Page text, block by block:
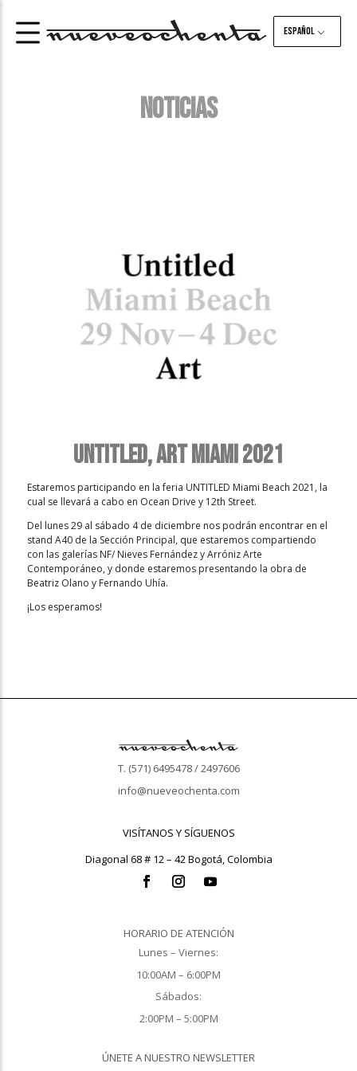
Español
NOTICIAS
UNTITLED, ART Miami 2021
Estaremos participando en la feria UNTITLED Miami Beach 2021, la
cual se llevará a cabo en Ocean Drive y 12th Street.
Del lunes 29 al sábado 4 de diciembre nos podrán encontrar en el
stand A40 de la Sección Principal, que estaremos compartiendo
con las galerías NF/ Nieves Fernández y Arróniz Arte
Contemporáneo, y donde estaremos presentando la obra de
Beatriz Olano y Fernando Uhía.
¡Los esperamos!
T. (571) 6495478 / 2497606
info@nueveochenta.com
VISÍTANOS Y SÍGUENOS
Diagonal 68 # 12 – 42 Bogotá, Colombia
HORARIO DE ATENCIÓN
Lunes – Viernes:
10:00AM – 6:00PM
Sábados:
2:00PM – 5:00PM
ÚNETE A NUESTRO NEWSLETTER